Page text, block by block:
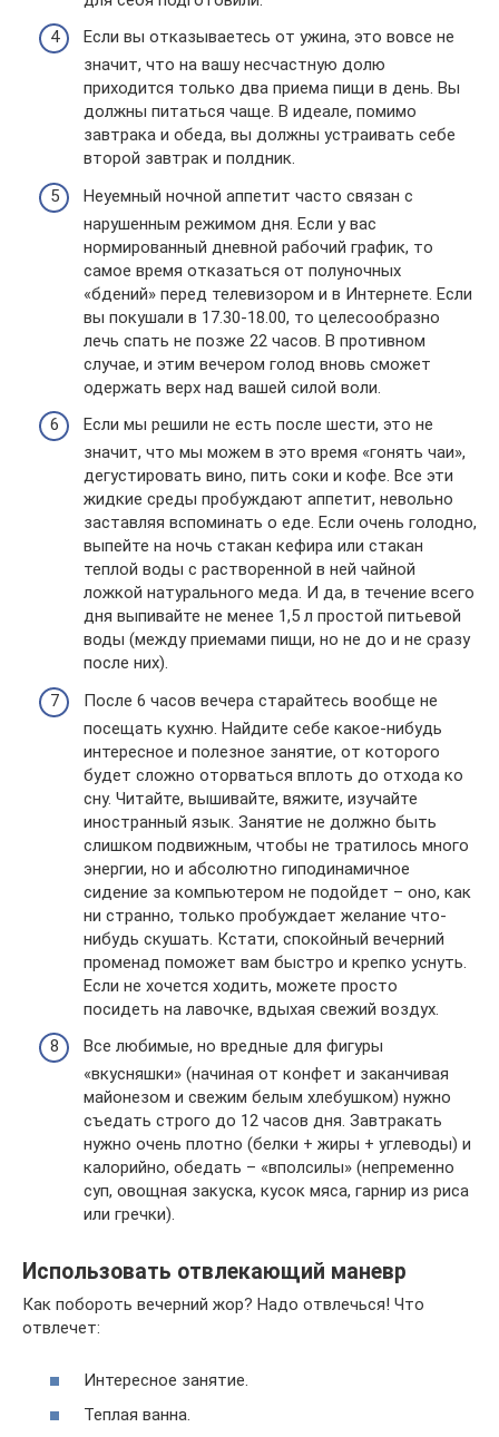
Если вы отказываетесь от ужина, это вовсе не
значит, что на вашу несчастную долю
приходится только два приема пищи в день. Вы
должны питаться чаще. В идеале, помимо
завтрака и обеда, вы должны устраивать себе
второй завтрак и полдник.
Неуемный ночной аппетит часто связан с
нарушенным режимом дня. Если у вас
нормированный дневной рабочий график, то
самое время отказаться от полуночных
«бдений» перед телевизором и в Интернете. Если
вы покушали в 17.30-18.00, то целесообразно
лечь спать не позже 22 часов. В противном
случае, и этим вечером голод вновь сможет
одержать верх над вашей силой воли.
Если мы решили не есть после шести, это не
значит, что мы можем в это время «гонять чаи»,
дегустировать вино, пить соки и кофе. Все эти
жидкие среды пробуждают аппетит, невольно
заставляя вспоминать о еде. Если очень голодно,
выпейте на ночь стакан кефира или стакан
теплой воды с растворенной в ней чайной
ложкой натурального меда. И да, в течение всего
дня выпивайте не менее 1,5 л простой питьевой
воды (между приемами пищи, но не до и не сразу
после них).
После 6 часов вечера старайтесь вообще не
посещать кухню. Найдите себе какое-нибудь
интересное и полезное занятие, от которого
будет сложно оторваться вплоть до отхода ко
сну. Читайте, вышивайте, вяжите, изучайте
иностранный язык. Занятие не должно быть
слишком подвижным, чтобы не тратилось много
энергии, но и абсолютно гиподинамичное
сидение за компьютером не подойдет – оно, как
ни странно, только пробуждает желание что-
нибудь скушать. Кстати, спокойный вечерний
променад поможет вам быстро и крепко уснуть.
Если не хочется ходить, можете просто
посидеть на лавочке, вдыхая свежий воздух.
Все любимые, но вредные для фигуры
«вкусняшки» (начиная от конфет и заканчивая
майонезом и свежим белым хлебушком) нужно
съедать строго до 12 часов дня. Завтракать
нужно очень плотно (белки + жиры + углеводы) и
калорийно, обедать – «вполсилы» (непременно
суп, овощная закуска, кусок мяса, гарнир из риса
или гречки).
Использовать отвлекающий маневр
Как побороть вечерний жор? Надо отвлечься! Что
отвлечет:
Интересное занятие.
Теплая ванна.